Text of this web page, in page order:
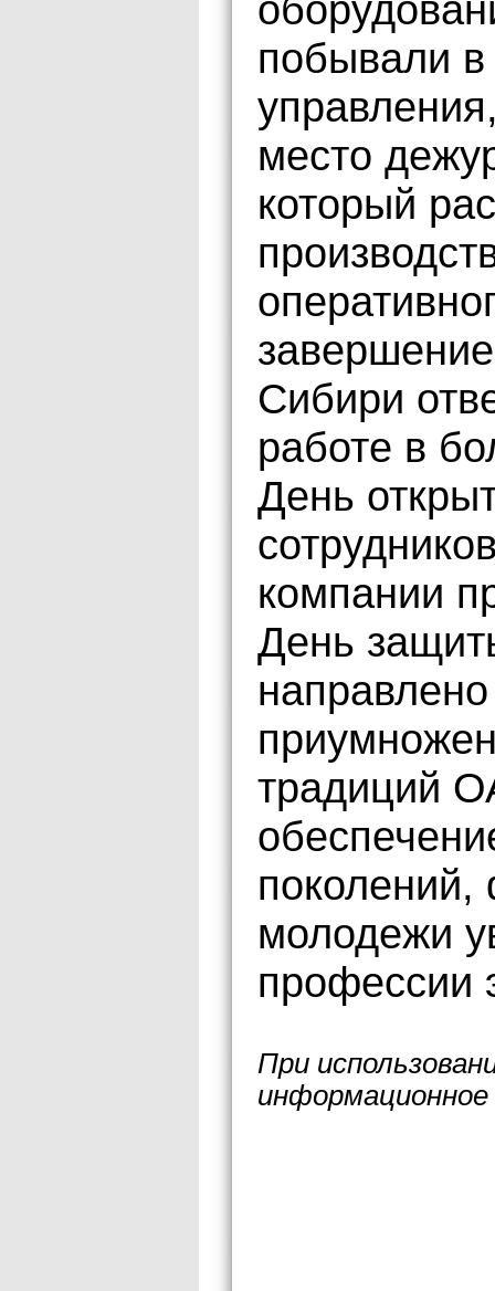
побывали в
место
который
Сибири
работе в
День
компании
День
традиций
молодежи
профессии
При